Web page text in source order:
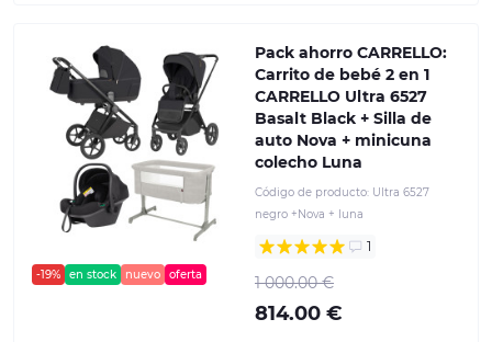
-19% en stock nuevo oferta
Pack ahorro CARRELLO:
Carrito de bebé 2 en 1
CARRELLO Ultra 6527
Basalt Black + Silla de
auto Nova + minicuna
colecho Luna
Código de producto: Ultra 6527
negro +Nova + luna
1
1 000.00 €
814.00 €